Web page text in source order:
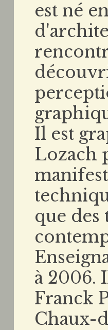
est né
Il est
Lozach
que des
à 2006.
Franck
Chaux-